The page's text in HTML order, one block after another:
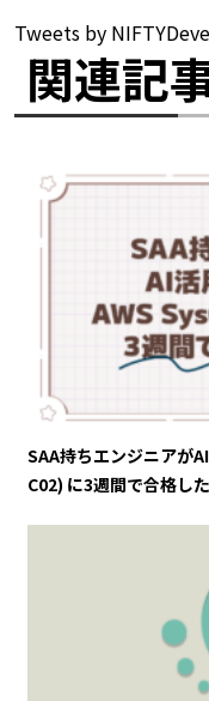
Tweets by
関連記
SAA持ちエンジニアが
C02) に3週間で合格し